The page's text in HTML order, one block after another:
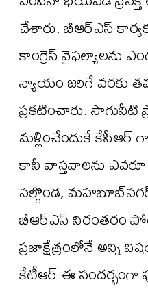
చేశారు. బీఆర్ఎస్
కాంగ్రెస్ వైఫల్యాలను
న్యాయం జరిగే వరకు
ప్రకటించారు. సాగునీటి
మళ్లించేందుకే కేసీఆర్
కానీ వాస్తవాలను
నల్గొండ,
బీఆర్ఎస్ నిరంతరం
ప్రజాక్షేత్రంలోనే అన్ని
కేటీఆర్ ఈ సందర్భంగా